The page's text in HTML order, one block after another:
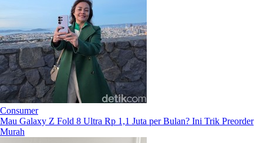
Consumer
Mau Galaxy Z Fold 8 Ultra Rp 1,1 Juta per Bulan? Ini Trik Preorder
Murah